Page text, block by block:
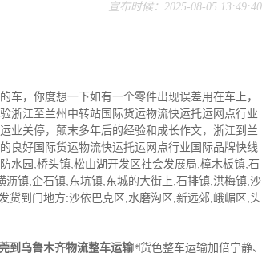
宣布时候：2025-08-05 13:49:40
，你度想一下如有一个零件出现误差用在车上，
浙江至兰州中转站国际货运物流快运托运网点行业
业关停，颠末多年后的经验和成长作文，浙江到兰
良好国际货运物流快运托运网点行业国际品牌快线
水园,桥头镇,松山湖开发区社会发展局,樟木板镇,石
镇,企石镇,东坑镇,东城的大街上,石排镇,洪梅镇,沙
货到门地方:沙依巴克区,水磨沟区,新远郊,峨嵋区,头
到乌鲁木齐物流整车运输🃏货色整车运输加倍宁静、